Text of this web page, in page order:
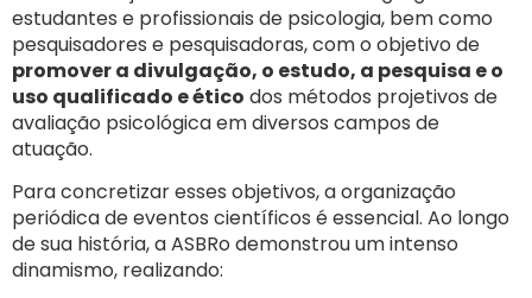
estudantes e profissionais de psicologia, bem como
pesquisadores e pesquisadoras, com o objetivo de
promover a divulgação, o estudo, a pesquisa e o
uso qualificado e ético dos métodos projetivos de
avaliação psicológica em diversos campos de
atuação.
Para concretizar esses objetivos, a organização
periódica de eventos científicos é essencial. Ao longo
de sua história, a ASBRo demonstrou um intenso
dinamismo, realizando: